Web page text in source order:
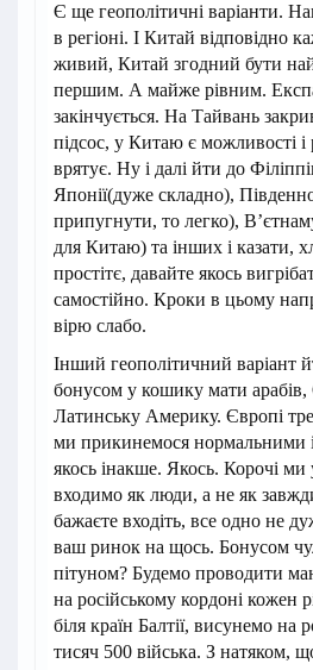
Є ще геополітичні варіанти.
в регіоні. І Китай відповідно
живий, Китай згодний бути
першим. А майже рівним.
закінчується. На Тайвань
підсос, у Китаю є можливості і
врятує. Ну і далі йти до
Японії(дуже складно),
припугнути, то легко),
для Китаю) та інших і казати,
простітє, давайте якось
самостійно. Кроки в цьому
вірю слабо.
Інший геополітичний варіант
бонусом у кошику мати
Латинську Америку. Європі
ми прикинемося нормальними
якось інакше. Якось. Корочі ми
входимо як люди, а не як
бажаєте входіть, все одно не
ваш ринок на щось. Бонусом
пітуном? Будемо проводити
на російському кордоні кожен
біля країн Балтії, висунемо на
тисяч 500 війська. З натяком,